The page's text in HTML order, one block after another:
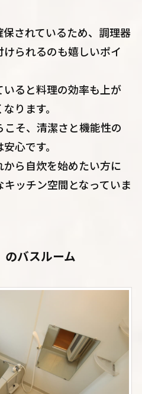
されているため、調理器
られるのも嬉しいポイ
ると料理の効率も上が
ります。
そ、清潔さと機能性の
心です。
ら自炊を始めたい方に
ッチン空間となっていま
のバスルーム